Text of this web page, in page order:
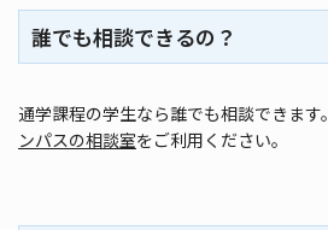
誰でも相談できるの？
通学課程の学生なら誰でも相談できます。
ンパスの相談室をご利用ください。